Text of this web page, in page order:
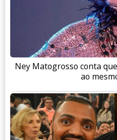
Ney Matogrosso conta
ao